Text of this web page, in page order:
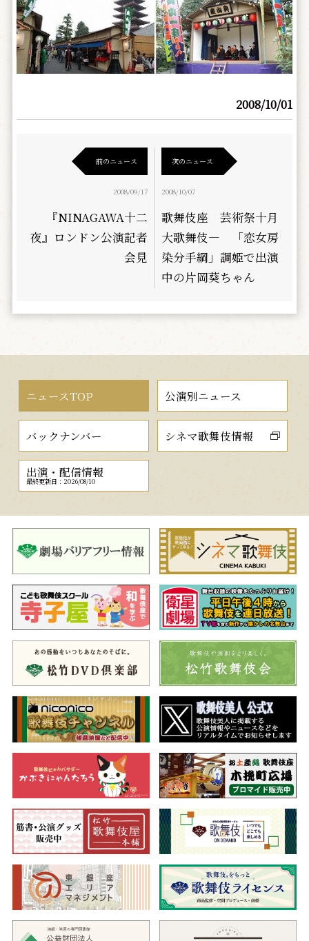
2008/10/01
前のニュース
2008/09/17
『NINAGAWA十二
夜』ロンドン公演記者
会見
次のニュース
2008/10/07
歌舞伎座 芸術祭十月
大歌舞伎― 「恋女房
染分手綱」調姫で出演
中の片岡葵ちゃん
ニュースTOP 公演別ニュース
バックナンバー シネマ歌舞伎情報
出演・配信情報
最終更新日：2026/08/10